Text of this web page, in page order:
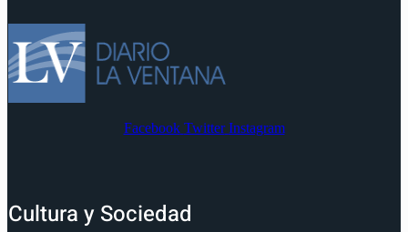
Facebook Twitter Instagram
Cultura y Sociedad